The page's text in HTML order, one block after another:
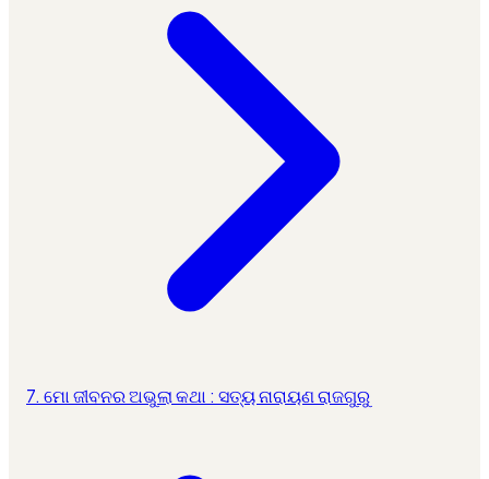
7. ମୋ ଜୀବନର ଅଭୁଲା କଥା : ସତ୍ୟ ନାରାୟଣ ରାଜଗୁରୁ